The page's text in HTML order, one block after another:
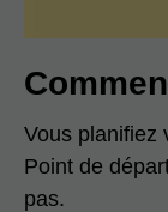
Vous planifiez
Point de
pas.